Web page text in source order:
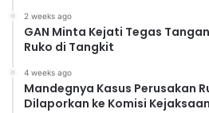
2 weeks ago
GAN Minta Kejati Tegas
Ruko di Tangkit
4 weeks ago
Mandegnya Kasus Perusakan
Dilaporkan ke Komisi